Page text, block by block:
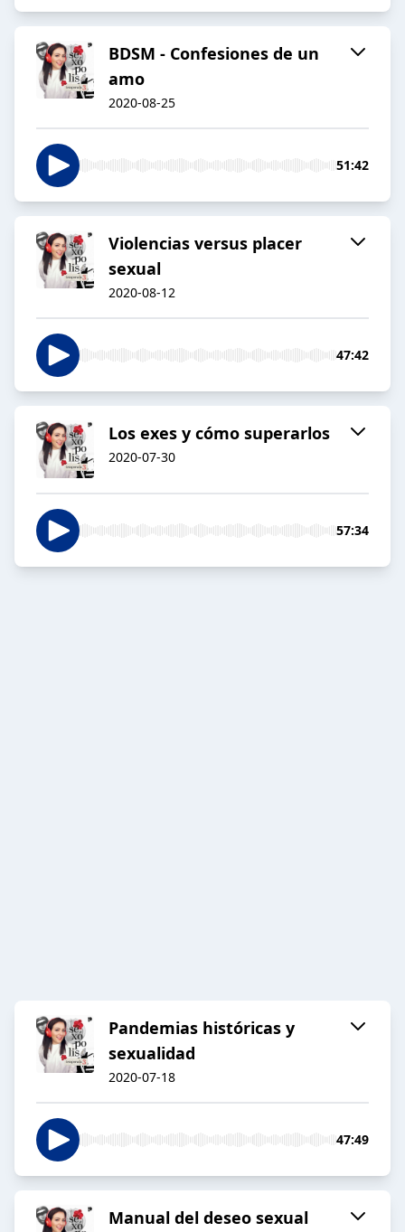
BDSM - Confesiones de un
amo
2020-08-25
51:42
Violencias versus placer
sexual
2020-08-12
47:42
Los exes y cómo superarlos
2020-07-30
57:34
Pandemias históricas y
sexualidad
2020-07-18
47:49
Manual del deseo sexual